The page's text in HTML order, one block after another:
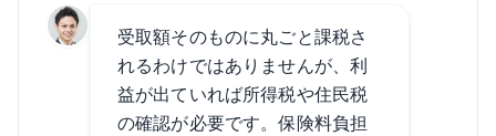
受取額そのものに丸ごと課税さ
れるわけではありませんが、利
益が出ていれば所得税や住民税
の確認が必要です。保険料負担